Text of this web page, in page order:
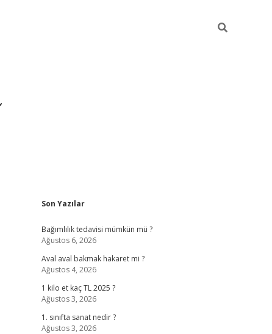
Sidebar
Son Yazılar
Bağımlılık tedavisi mümkün mü ?
Ağustos 6, 2026
Aval aval bakmak hakaret mi ?
Ağustos 4, 2026
1 kilo et kaç TL 2025 ?
Ağustos 3, 2026
1. sınıfta sanat nedir ?
Ağustos 3, 2026